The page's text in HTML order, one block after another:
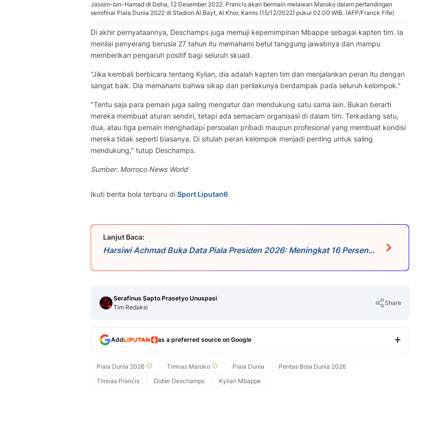
Jassim-bin-Hamad di Doha, 12 Desember 2022. Prancis akan bermain melawan Maroko dalam pertandingan
semifinal Piala Dunia 2022 di Stadion Al Bayt, Al Khor, Kamis (15/12/2022) pukul 02.00 WIB. (AFP/Franck Fife)
Di akhir pernyataannya, Deschamps juga memuji kepemimpinan Mbappe sebagai kapten tim. Ia
menilai penyerang berusia 27 tahun itu memahami betul tanggung jawabnya dan mampu
memberikan pengaruh positif bagi seluruh skuad.
"Jika kembali berbicara tentang Kylian, dia adalah kapten tim dan menjalankan peran itu dengan
sangat baik. Dia memahami bahwa sikap dan perilakunya berdampak pada seluruh kelompok."
"Tentu saja para pemain juga saling mengatur dan mendukung satu sama lain. Bukan berarti
mereka membuat aturan sendiri, tetapi ada semacam organisasi di dalam tim. Terkadang satu,
dua, atau tiga pemain menghadapi persoalan pribadi maupun profesional yang membuat kondisi
mereka tidak seperti biasanya. Di situlah peran kelompok menjadi penting untuk saling
mendukung," tutup Deschamps.
Sumber: Morroco News World
Ikuti berita bola terbaru di Sport Liputan6
Lanjut Baca:
Harsiwi Achmad Buka Data Piala Presiden 2026: Meningkat 16 Persen
Serafinus Sapto Prasetyo Unuspasi
Tim Redaksi
Share
Add as a preferred source on Google
Piala Dunia 2026 Timnas Maroko Piala Dunia
Pentas Bola Dunia 2026
Timnas Prancis
Didier Deschamps Kylian Mbappe